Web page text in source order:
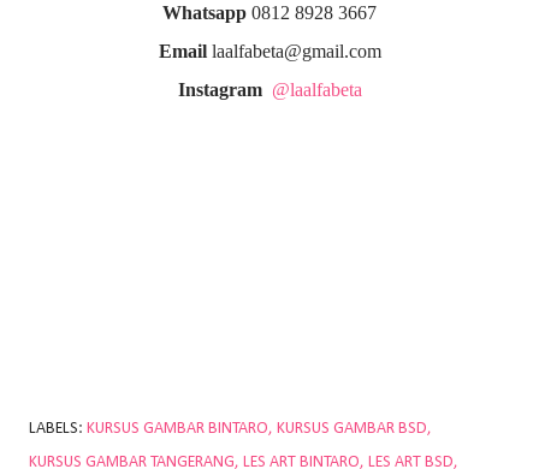
Whatsapp 0812 8928 3667
Emaillaalfabeta@gmail.com
Instagram @laalfabeta
LABELS: KURSUS GAMBAR BINTARO
KURSUS GAMBAR BSD
KURSUS GAMBAR TANGERANG
LES ART BINTARO LES ART BSD